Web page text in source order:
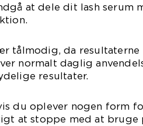
at dele dit lash serum
tålmodig, da resultaterne
normalt daglig
resultater.
du oplever nogen form
at stoppe med at